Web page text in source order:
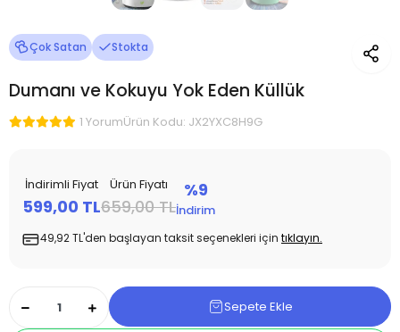
Çok Satan Stokta
Dumanı ve Kokuyu Yok Eden Küllük
1 YorumÜrün Kodu: JX2YXC8H9G
İndirimli Fiyat
599,00 TL
Ürün Fiyatı
659,00 TL
%9
İndirim
49,92 TL'den başlayan taksit seçenekleri için tıklayın.
Sepete Ekle